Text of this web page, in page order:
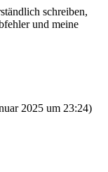
schreiben,
und meine
2025 um 23:24)